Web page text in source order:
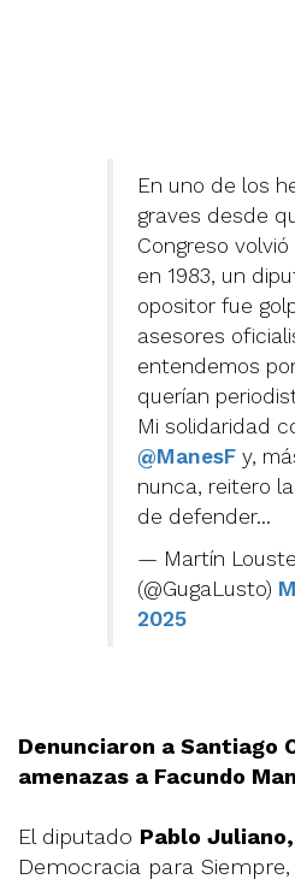
En uno de los
graves desde
Congreso
en 1983, un
opositor fue
asesores
entendemos
querían
Mi solidaridad
@ManesF y,
nunca, reitero
de defender…
— Martín
(@GugaLusto)
2025
Denunciaron a Santiago
amenazas a Facundo
El diputado Pablo Juliano,
Democracia para